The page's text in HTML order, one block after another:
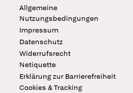
Allgemeine
Nutzungsbedingungen
Impressum
Datenschutz
Widerrufsrecht
Netiquette
Erklärung zur Barrierefreiheit
Cookies & Tracking